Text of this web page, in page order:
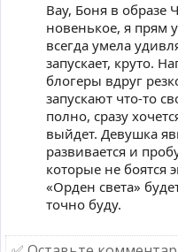
Вау, Боня в образе
новенькое, я прям
всегда умела
запускает, круто.
блогеры вдруг
запускают что-то
полно, сразу
выйдет. Девушка
развивается и
которые не боятся
«Орден света»
точно буду.